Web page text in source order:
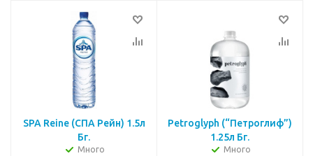
SPA Reine (СПА Рейн) 1.5л
Бг.
Много
Petroglyph (“Петроглиф”)
1.25л Бг.
Много